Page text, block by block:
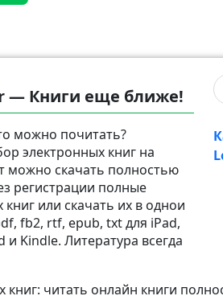
— Книги еще ближе!
можно почитать?
электронных книг на
можно скачать полностью
регистрации полные
или скачать их в однои
fb2, rtf, epub, txt для iPad,
и Kindle. Литература всегда
читать онлайн книги